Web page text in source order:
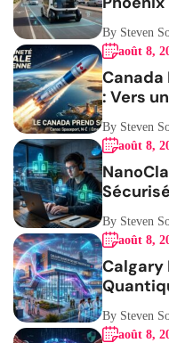
By Steven
août 8,
Canada
: Vers
By Steven
août 8,
By Steven
août 8,
Calgary
By Steven
août 8,